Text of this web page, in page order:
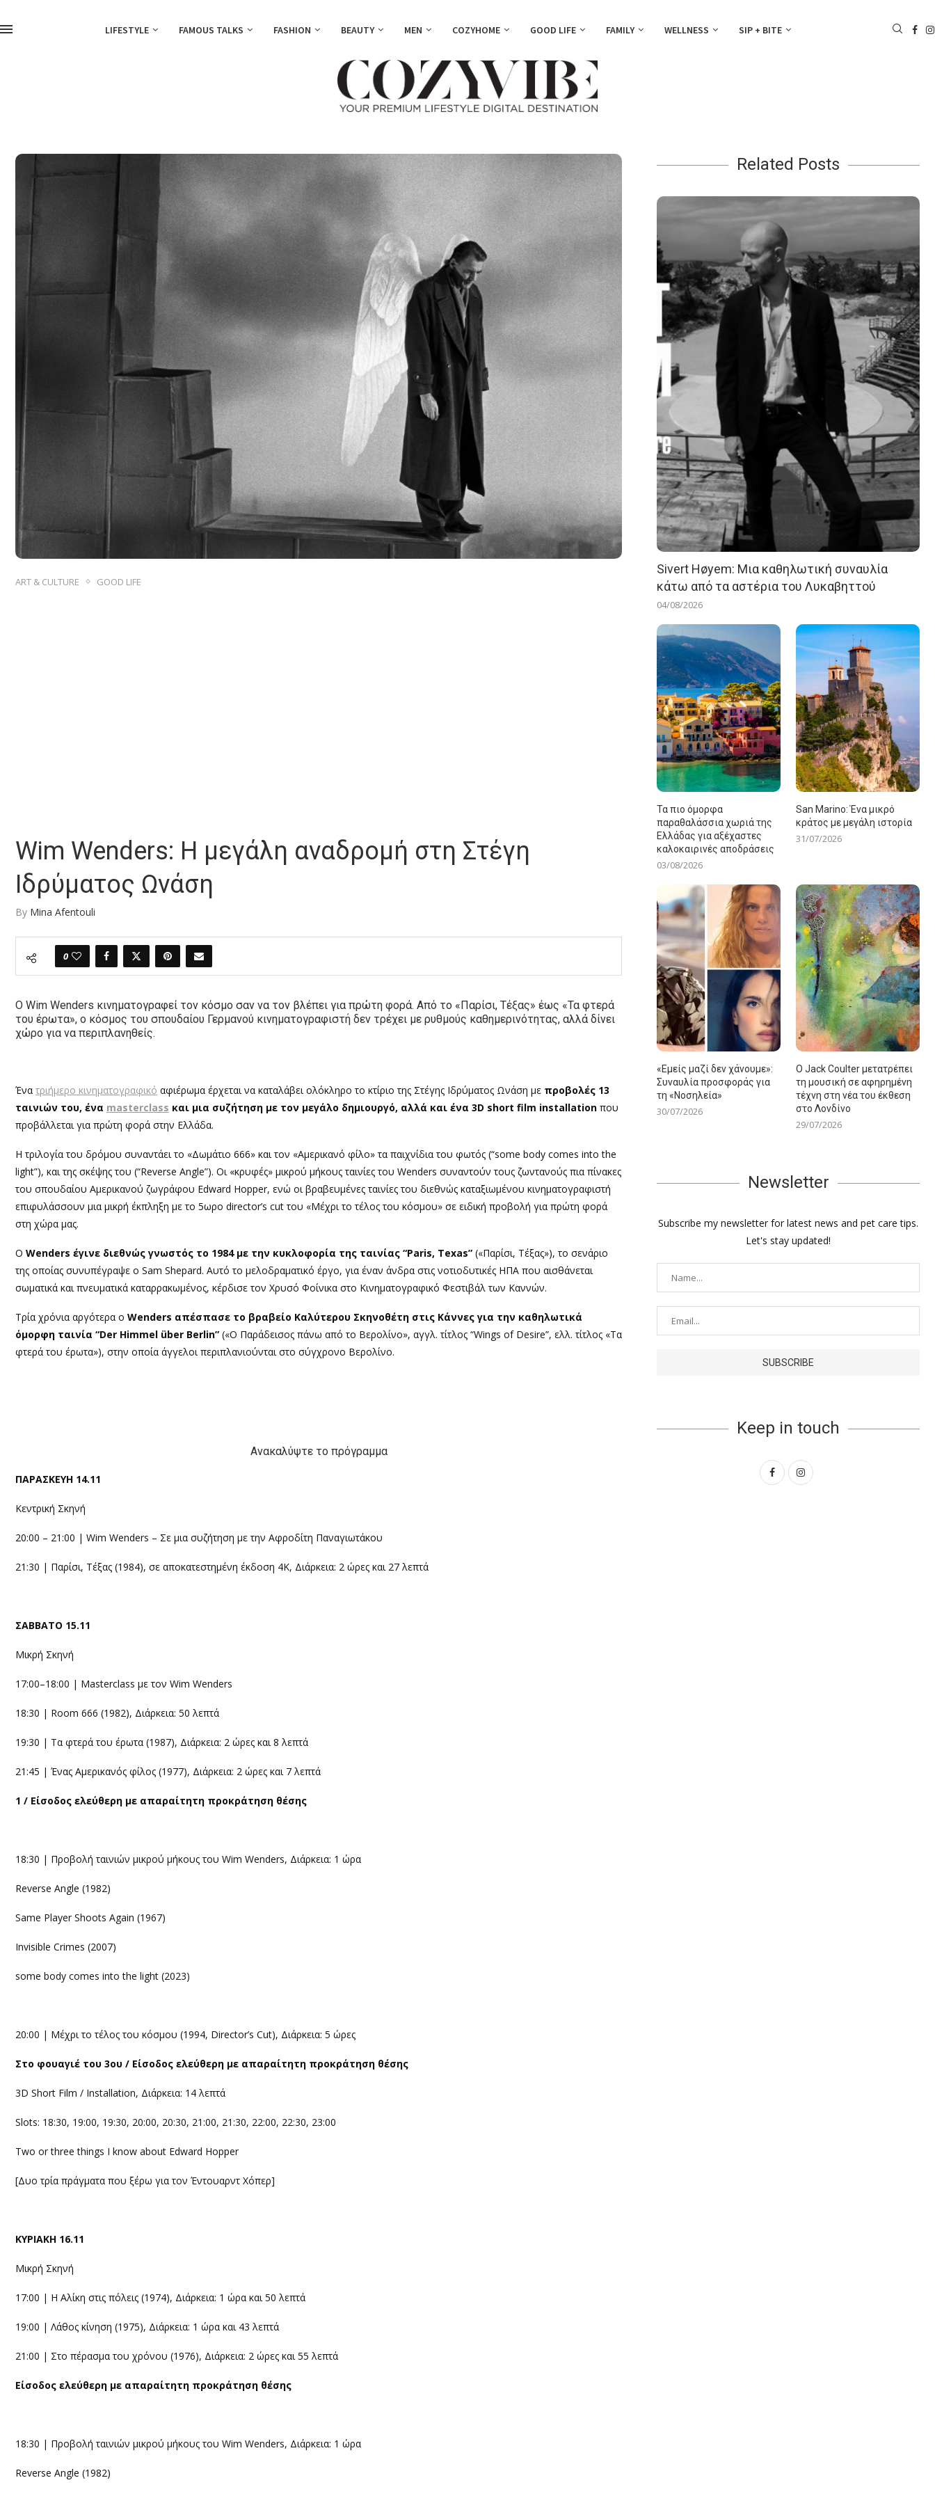
LIFESTYLE FAMOUS TALKS FASHION BEAUTY MEN COZYHOME GOOD LIFE FAMILY WELLNESS SIP + BITE
ART & CULTURE GOOD LIFE
Wim Wenders: Η μεγάλη αναδρομή στη Στέγη
Ιδρύματος Ωνάση
By Mina Afentouli
0
Ο Wim Wenders κινηματογραφεί τον κόσμο σαν να τον βλέπει για πρώτη φορά. Από το «Παρίσι, Τέξας» έως «Τα φτερά
του έρωτα», ο κόσμος του σπουδαίου Γερμανού κινηματογραφιστή δεν τρέχει με ρυθμούς καθημερινότητας, αλλά δίνει
χώρο για να περιπλανηθείς.
Ένα τριήμερο κινηματογραφικό αφιέρωμα έρχεται να καταλάβει ολόκληρο το κτίριο της Στέγης Ιδρύματος Ωνάση με προβολές 13
ταινιών του, ένα masterclass και μια συζήτηση με τον μεγάλο δημιουργό, αλλά και ένα 3D short film installation που
προβάλλεται για πρώτη φορά στην Ελλάδα.
Η τριλογία του δρόμου συναντάει το «Δωμάτιο 666» και τον «Αμερικανό φίλο» τα παιχνίδια του φωτός (“some body comes into the
light”), και της σκέψης του (“Reverse Angle”). Οι «κρυφές» μικρού μήκους ταινίες του Wenders συναντούν τους ζωντανούς πια πίνακες
του σπουδαίου Αμερικανού ζωγράφου Edward Hopper, ενώ οι βραβευμένες ταινίες του διεθνώς καταξιωμένου κινηματογραφιστή
επιφυλάσσουν μια μικρή έκπληξη με το 5ωρο director’s cut του «Μέχρι το τέλος του κόσμου» σε ειδική προβολή για πρώτη φορά
στη χώρα μας.
Ο Wenders έγινε διεθνώς γνωστός το 1984 με την κυκλοφορία της ταινίας “Paris, Texas” («Παρίσι, Τέξας»), το σενάριο
της οποίας συνυπέγραψε ο Sam Shepard. Αυτό το μελοδραματικό έργο, για έναν άνδρα στις νοτιοδυτικές ΗΠΑ που αισθάνεται
σωματικά και πνευματικά καταρρακωμένος, κέρδισε τον Χρυσό Φοίνικα στο Κινηματογραφικό Φεστιβάλ των Καννών.
Τρία χρόνια αργότερα ο Wenders απέσπασε το βραβείο Καλύτερου Σκηνοθέτη στις Κάννες για την καθηλωτικά
όμορφη ταινία “Der Himmel über Berlin” («Ο Παράδεισος πάνω από το Βερολίνο», αγγλ. τίτλος “Wings of Desire”, ελλ. τίτλος «Τα
φτερά του έρωτα»), στην οποία άγγελοι περιπλανιούνται στο σύγχρονο Βερολίνο.
Ανακαλύψτε το πρόγραμμα
ΠΑΡΑΣΚΕΥΗ 14.11
Κεντρική Σκηνή
20:00 – 21:00 | Wim Wenders – Σε μια συζήτηση με την Αφροδίτη Παναγιωτάκου
21:30 | Παρίσι, Τέξας (1984), σε αποκατεστημένη έκδοση 4Κ, Διάρκεια: 2 ώρες και 27 λεπτά
ΣΑΒΒΑΤΟ 15.11
Μικρή Σκηνή
17:00–18:00 | Masterclass με τον Wim Wenders
18:30 | Room 666 (1982), Διάρκεια: 50 λεπτά
19:30 | Τα φτερά του έρωτα (1987), Διάρκεια: 2 ώρες και 8 λεπτά
21:45 | Ένας Αμερικανός φίλος (1977), Διάρκεια: 2 ώρες και 7 λεπτά
1 / Είσοδος ελεύθερη με απαραίτητη προκράτηση θέσης
18:30 | Προβολή ταινιών μικρού μήκους του Wim Wenders, Διάρκεια: 1 ώρα
Reverse Angle (1982)
Same Player Shoots Again (1967)
Invisible Crimes (2007)
some body comes into the light (2023)
20:00 | Μέχρι το τέλος του κόσμου (1994, Director’s Cut), Διάρκεια: 5 ώρες
Στο φουαγιέ του 3ου / Είσοδος ελεύθερη με απαραίτητη προκράτηση θέσης
3D Short Film / Installation, Διάρκεια: 14 λεπτά
Slots: 18:30, 19:00, 19:30, 20:00, 20:30, 21:00, 21:30, 22:00, 22:30, 23:00
Two or three things I know about Edward Hopper
[Δυο τρία πράγματα που ξέρω για τον Έντουαρντ Χόπερ]
ΚΥΡΙΑΚΗ 16.11
Μικρή Σκηνή
17:00 | Η Αλίκη στις πόλεις (1974), Διάρκεια: 1 ώρα και 50 λεπτά
19:00 | Λάθος κίνηση (1975), Διάρκεια: 1 ώρα και 43 λεπτά
21:00 | Στο πέρασμα του χρόνου (1976), Διάρκεια: 2 ώρες και 55 λεπτά
Είσοδος ελεύθερη με απαραίτητη προκράτηση θέσης
18:30 | Προβολή ταινιών μικρού μήκους του Wim Wenders, Διάρκεια: 1 ώρα
Reverse Angle (1982)
Related Posts
Sivert Høyem: Μια καθηλωτική συναυλία
κάτω από τα αστέρια του Λυκαβηττού
04/08/2026
Τα πιο όμορφα
παραθαλάσσια χωριά της
Ελλάδας για αξέχαστες
καλοκαιρινές αποδράσεις
03/08/2026
San Marino: Ένα μικρό
κράτος με μεγάλη ιστορία
31/07/2026
«Εμείς μαζί δεν χάνουμε»:
Συναυλία προσφοράς για
τη «Νοσηλεία»
30/07/2026
Ο Jack Coulter μετατρέπει
τη μουσική σε αφηρημένη
τέχνη στη νέα του έκθεση
στο Λονδίνο
29/07/2026
Newsletter
Subscribe my newsletter for latest news and pet care tips.
Let's stay updated!
Keep in touch